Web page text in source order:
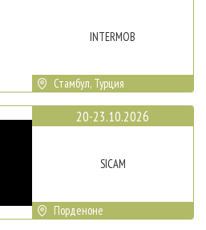
INTERMOB
Стамбул, Турция
20-23.10.2026
SICAM
Порденоне